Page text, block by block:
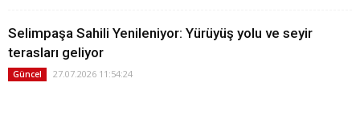
Selimpaşa Sahili Yenileniyor: Yürüyüş yolu ve seyir
terasları geliyor
Güncel 27.07.2026 11:54:24